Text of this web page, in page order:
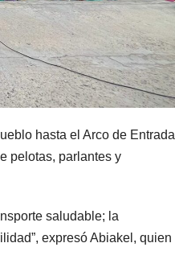
hasta el Arco de Entrada
pelotas, parlantes y
saludable; la
expresó Abiakel, quien